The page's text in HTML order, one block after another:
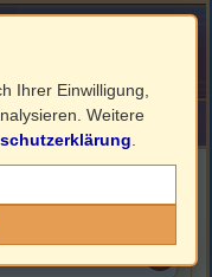
Ihrer Einwilligung,
Weitere